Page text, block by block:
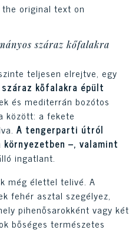
original text on
száraz kőfalakra
teljesen elrejtve, egy
kőfalakra épült
és mediterrán bozótos
között: a fekete
A tengerparti útról
–, valamint
ingatlant.
még élettel telivé. A
fehér asztal szegélyez,
pihenősarokként vagy két
bőséges természetes